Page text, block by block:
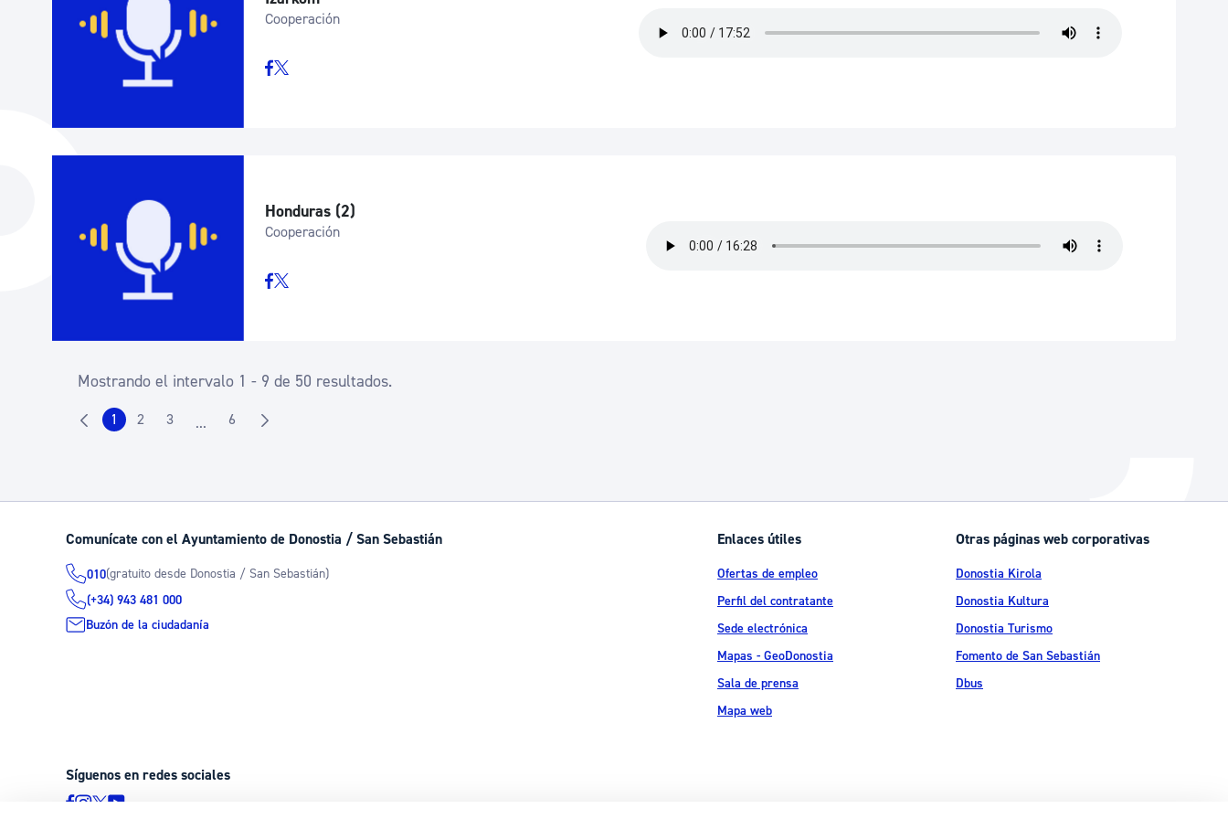
Cooperación
Honduras (2)
Cooperación
Mostrando el intervalo 1 - 9 de 50 resultados.
Página
1 Página
2 Página
3 ...Páginas intermedias Use TAB para desplazarse.
Página
6
Comunícate con el Ayuntamiento de Donostia / San Sebastián
010(gratuito desde Donostia / San Sebastián)
(+34) 943 481 000
Buzón de la ciudadanía
Enlaces útiles
Ofertas de empleo
Perfil del contratante
Sede electrónica
Mapas - GeoDonostia
Sala de prensa
Mapa web
Otras páginas web corporativas
Donostia Kirola
Donostia Kultura
Donostia Turismo
Fomento de San Sebastián
Dbus
Síguenos en redes sociales